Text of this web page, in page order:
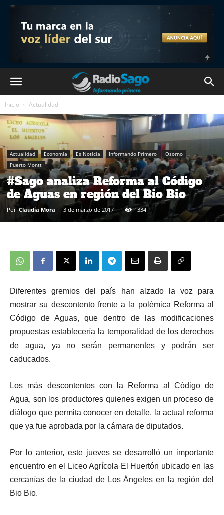
Inicio Actualidad
Actualidad Economía Es Noticia Informando Primero
Osorno
Puerto Montt
#Sago analiza Reforma al Código
de Aguas en región del Bio Bio
Por Claudia Mora - 3 de marzo de 2017 1334
Diferentes gremios del país han alzado la voz para
mostrar su descontento frente a la polémica Reforma al
Código de Aguas, que dentro de las modificaciones
propuestas establecería la temporalidad de los derechos
de agua, ya no serán permanentes y podrán ser
caducados.
Los más descontentos con la Reforma al Código de
Agua, son los productores quienes exigen un proceso de
diálogo que permita conocer en detalle, la actual reforma
que ya fue aprobada por la cámara de diputados.
Por lo anterior, este jueves se desarrolló un importante
encuentro en el Liceo Agrícola El Huertón ubicado en las
cercanías de la ciudad de Los Ángeles en la región del
Bio Bio.